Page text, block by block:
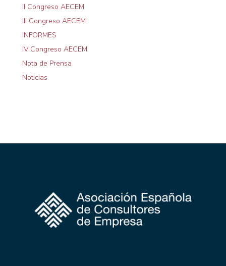
II Congreso AECEM
III Congreso AECEM
INFORMES
IV Congreso AECEM
Nota de Prensa
Noticias